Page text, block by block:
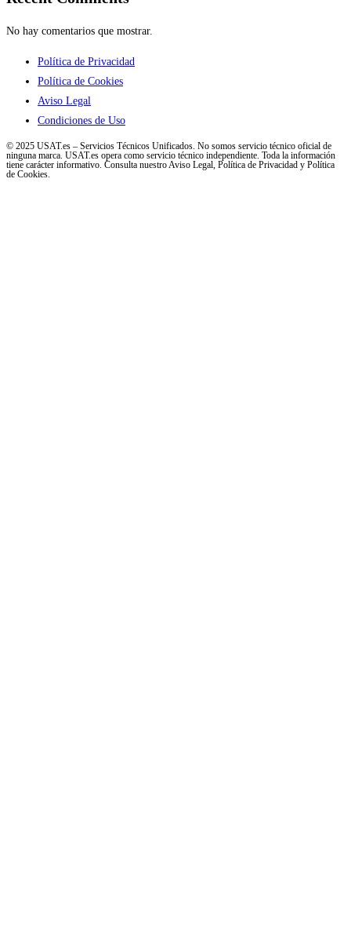
No hay comentarios que mostrar.
Política de Privacidad
Política de Cookies
Aviso Legal
Condiciones de Uso
© 2025 USAT.es – Servicios Técnicos Unificados. No somos servicio técnico oficial de
ninguna marca. USAT.es opera como servicio técnico independiente. Toda la información
tiene carácter informativo. Consulta nuestro Aviso Legal, Política de Privacidad y Política
de Cookies.